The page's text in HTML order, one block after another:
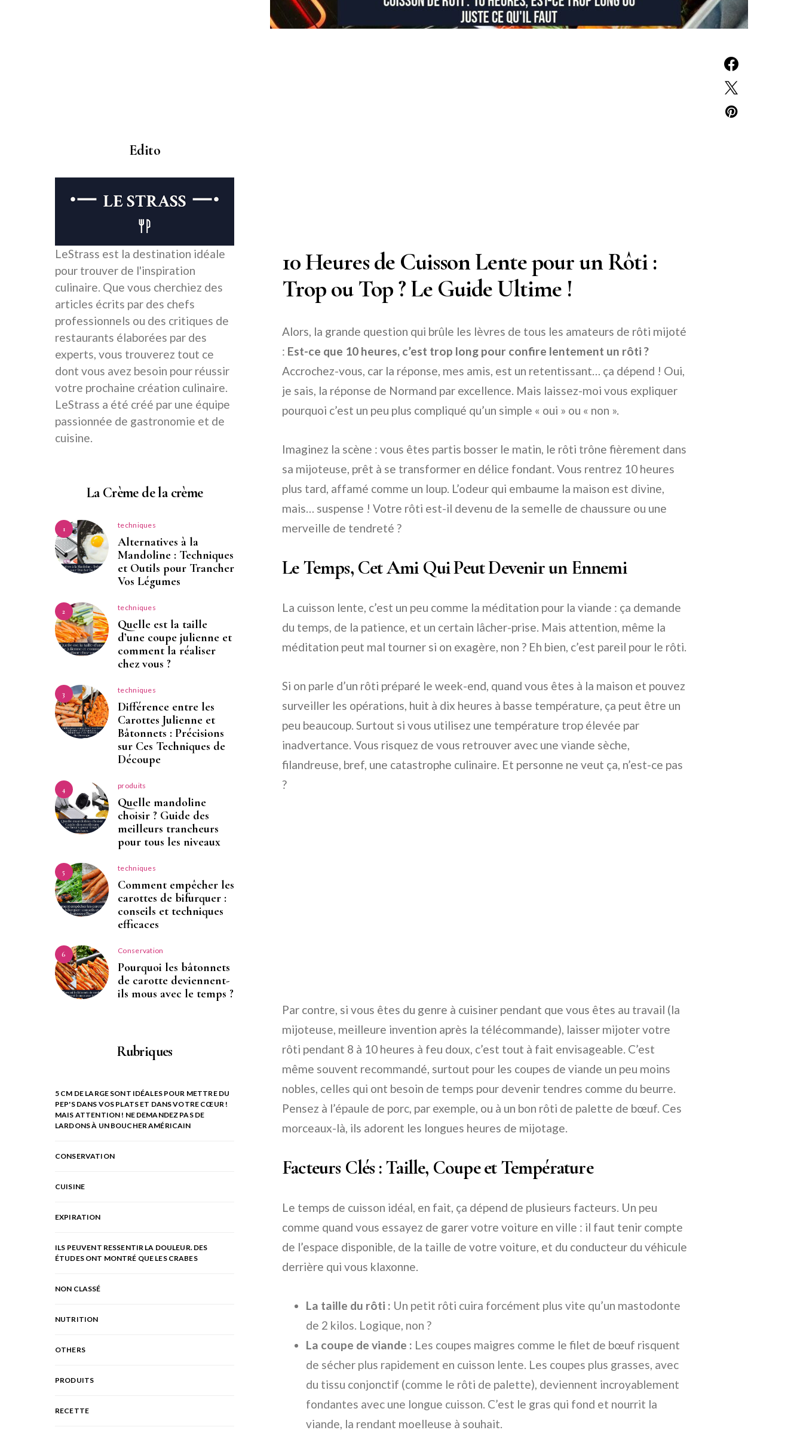
10 Heures de Cuisson Lente pour un Rôti :
Trop ou Top ? Le Guide Ultime !
Alors, la grande question qui brûle les lèvres de tous les amateurs de rôti mijoté
: Est-ce que 10 heures, c’est trop long pour confire lentement un rôti ?
Accrochez-vous, car la réponse, mes amis, est un retentissant… ça dépend ! Oui,
je sais, la réponse de Normand par excellence. Mais laissez-moi vous expliquer
pourquoi c’est un peu plus compliqué qu’un simple « oui » ou « non ».
Imaginez la scène : vous êtes partis bosser le matin, le rôti trône fièrement dans
sa mijoteuse, prêt à se transformer en délice fondant. Vous rentrez 10 heures
plus tard, affamé comme un loup. L’odeur qui embaume la maison est divine,
mais… suspense ! Votre rôti est-il devenu de la semelle de chaussure ou une
merveille de tendreté ?
Le Temps, Cet Ami Qui Peut Devenir un Ennemi
La cuisson lente, c’est un peu comme la méditation pour la viande : ça demande
du temps, de la patience, et un certain lâcher-prise. Mais attention, même la
méditation peut mal tourner si on exagère, non ? Eh bien, c’est pareil pour le rôti.
Si on parle d’un rôti préparé le week-end, quand vous êtes à la maison et pouvez
surveiller les opérations, huit à dix heures à basse température, ça peut être un
peu beaucoup. Surtout si vous utilisez une température trop élevée par
inadvertance. Vous risquez de vous retrouver avec une viande sèche,
filandreuse, bref, une catastrophe culinaire. Et personne ne veut ça, n’est-ce pas
?
Par contre, si vous êtes du genre à cuisiner pendant que vous êtes au travail (la
mijoteuse, meilleure invention après la télécommande), laisser mijoter votre
rôti pendant 8 à 10 heures à feu doux, c’est tout à fait envisageable. C’est
même souvent recommandé, surtout pour les coupes de viande un peu moins
nobles, celles qui ont besoin de temps pour devenir tendres comme du beurre.
Pensez à l’épaule de porc, par exemple, ou à un bon rôti de palette de bœuf. Ces
morceaux-là, ils adorent les longues heures de mijotage.
Facteurs Clés : Taille, Coupe et Température
Le temps de cuisson idéal, en fait, ça dépend de plusieurs facteurs. Un peu
comme quand vous essayez de garer votre voiture en ville : il faut tenir compte
de l’espace disponible, de la taille de votre voiture, et du conducteur du véhicule
derrière qui vous klaxonne.
La taille du rôti : Un petit rôti cuira forcément plus vite qu’un mastodonte
de 2 kilos. Logique, non ?
La coupe de viande : Les coupes maigres comme le filet de bœuf risquent
de sécher plus rapidement en cuisson lente. Les coupes plus grasses, avec
du tissu conjonctif (comme le rôti de palette), deviennent incroyablement
fondantes avec une longue cuisson. C’est le gras qui fond et nourrit la
viande, la rendant moelleuse à souhait.
Edito
LeStrass est la destination idéale
pour trouver de l'inspiration
culinaire. Que vous cherchiez des
articles écrits par des chefs
professionnels ou des critiques de
restaurants élaborées par des
experts, vous trouverez tout ce
dont vous avez besoin pour réussir
votre prochaine création culinaire.
LeStrass a été créé par une équipe
passionnée de gastronomie et de
cuisine.
La Crème de la crème
1 techniques
Alternatives à la
Mandoline : Techniques
et Outils pour Trancher
Vos Légumes
2 techniques
Quelle est la taille
d’une coupe julienne et
comment la réaliser
chez vous ?
3 techniques
Différence entre les
Carottes Julienne et
Bâtonnets : Précisions
sur Ces Techniques de
Découpe
4 produits
Quelle mandoline
choisir ? Guide des
meilleurs trancheurs
pour tous les niveaux
5 techniques
Comment empêcher les
carottes de bifurquer :
conseils et techniques
efficaces
6 Conservation
Pourquoi les bâtonnets
de carotte deviennent-
ils mous avec le temps ?
Rubriques
5 CM DE LARGE SONT IDÉALES POUR METTRE DU
PEP'S DANS VOS PLATS ET DANS VOTRE CŒUR !
MAIS ATTENTION ! NE DEMANDEZ PAS DE
LARDONS À UN BOUCHER AMÉRICAIN
CONSERVATION
CUISINE
EXPIRATION
ILS PEUVENT RESSENTIR LA DOULEUR. DES
ÉTUDES ONT MONTRÉ QUE LES CRABES
NON CLASSÉ
NUTRITION
OTHERS
PRODUITS
RECETTE